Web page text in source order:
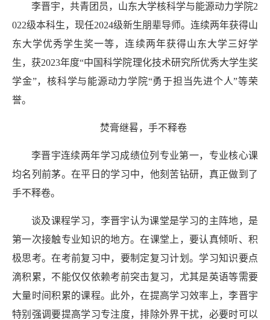
李晋宇，共青团员，山东大学核科学与能源动力学院2
022级本科生，现任2024级新生朋辈导师。连续两年获得山
东大学优秀学生奖一等，连续两年获得山东大学三好学
生，获2023年度“中国科学院理化技术研究所优秀大学生奖
学金”，核科学与能源动力学院“勇于担当先进个人”等荣
誉。
焚膏继晷，手不释卷
李晋宇连续两年学习成绩位列专业第一，专业核心课
均名列前茅。在平日的学习中，他刻苦钻研，真正做到了
手不释卷。
谈及课程学习，李晋宇认为课堂是学习的主阵地，是
第一次接触专业知识的地方。在课堂上，要认真倾听、积
极思考。在考前复习中，要制定复习计划。学习知识要点
滴积累，不能仅仅依赖考前突击复习，尤其是英语等需要
大量时间积累的课程。此外，在提高学习效率上，李晋宇
特别强调要提高学习专注度，排除外界干扰，必要时可以